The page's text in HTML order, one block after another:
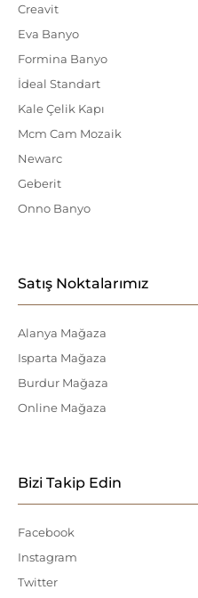
Creavit
Eva Banyo
Formina Banyo
İdeal Standart
Kale Çelik Kapı
Mcm Cam Mozaik
Newarc
Geberit
Onno Banyo
Satış Noktalarımız
Alanya Mağaza
Isparta Mağaza
Burdur Mağaza
Online Mağaza
Bizi Takip Edin
Facebook
Instagram
Twitter